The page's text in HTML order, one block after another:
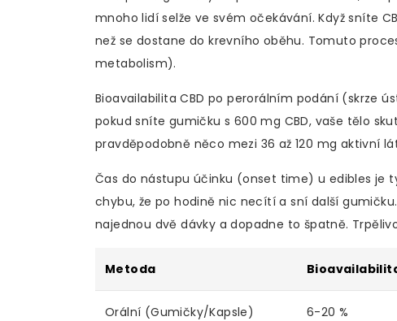
mnoho lidí selže ve svém očekávání. Když sníte
než se dostane do krevního oběhu. Tomuto
metabolism).
Bioavailabilita CBD po perorálním podání (skrze
pokud sníte gumičku s 600 mg CBD, vaše tělo
pravděpodobně něco mezi 36 až 120 mg aktivní
Čas do nástupu účinku (onset time) u edibles je
chybu, že po hodině nic necítí a sní další
najednou dvě dávky a dopadne to špatně.
Metoda
Orální (Gumičky/Kapsle) 6-20 %